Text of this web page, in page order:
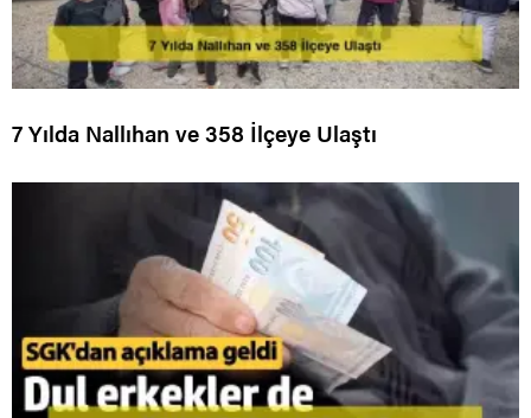
7 Yılda Nallıhan ve 358 İlçeye Ulaştı